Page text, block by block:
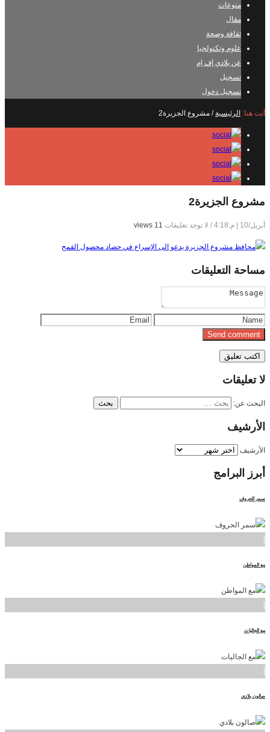
منوعات
مقال
ثقافة وصحة
علوم وتكنولجيا
عن بلادي إف إم
تسجيل
تسجيل دخول
أنت هنا: الرئيسية / مشروع الجزيرة2
مشروع الجزيرة2
أبريل/10 | م:4:18 / لا توجد تعليقات 11 views
مساحة التعليقات
لاتعليقات
البحث عن:
الأرشيف
الأرشيف
أبرز البرامج
سمر الحروف
]
مع المواطن
]
مع الجاليات
]
صالون بلادي